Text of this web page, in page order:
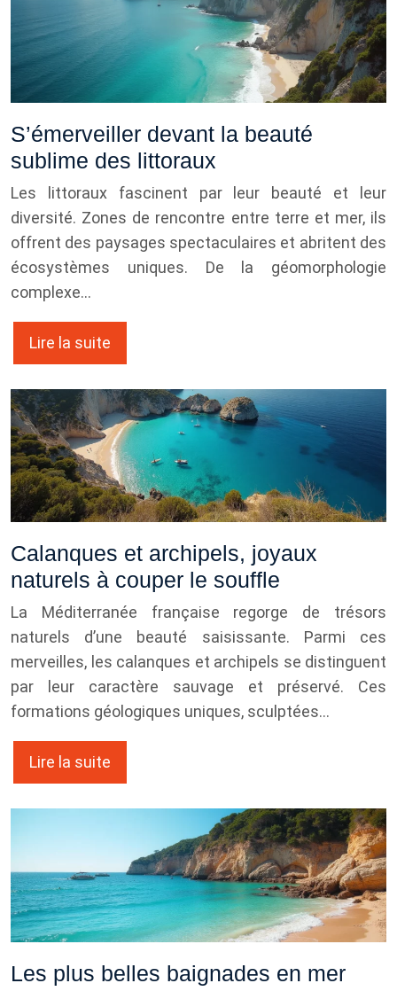
S’émerveiller devant la beauté
sublime des littoraux
Les littoraux fascinent par leur beauté et leur
diversité. Zones de rencontre entre terre et mer, ils
offrent des paysages spectaculaires et abritent des
écosystèmes uniques. De la géomorphologie
complexe…
Lire la suite
Calanques et archipels, joyaux
naturels à couper le souffle
La Méditerranée française regorge de trésors
naturels d’une beauté saisissante. Parmi ces
merveilles, les calanques et archipels se distinguent
par leur caractère sauvage et préservé. Ces
formations géologiques uniques, sculptées…
Lire la suite
Les plus belles baignades en mer